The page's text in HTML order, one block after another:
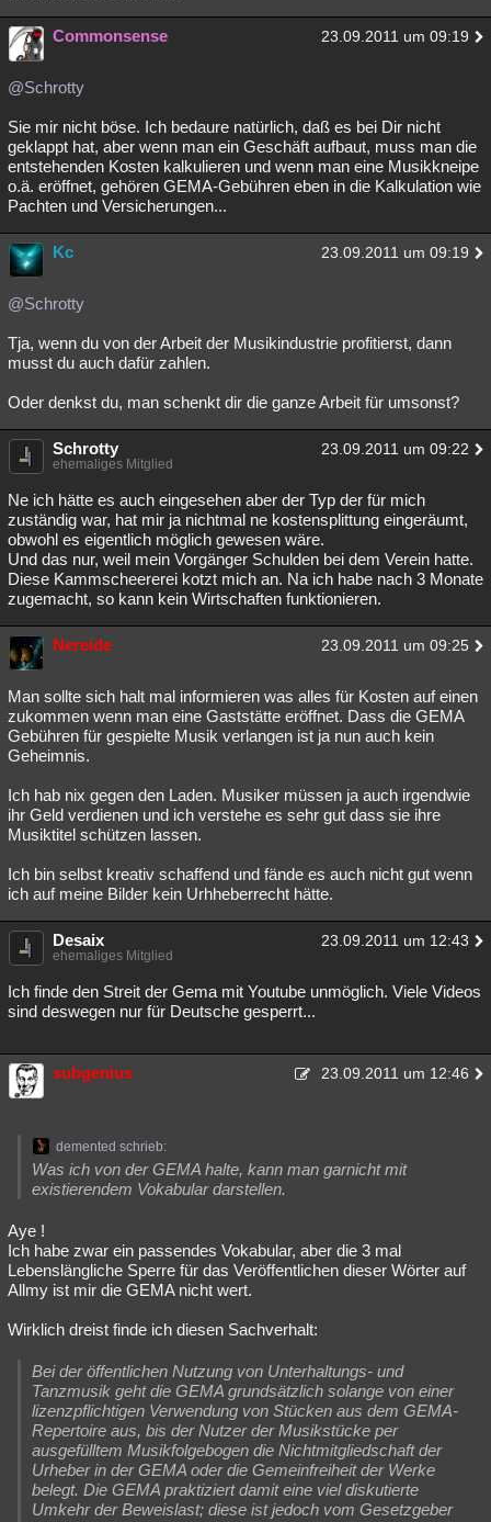
Commonsense 23.09.2011 um 09:19
@Schrotty
Sie mir nicht böse. Ich bedaure natürlich, daß es bei Dir nicht
geklappt hat, aber wenn man ein Geschäft aufbaut, muss man die
entstehenden Kosten kalkulieren und wenn man eine Musikkneipe
o.ä. eröffnet, gehören GEMA-Gebühren eben in die Kalkulation wie
Pachten und Versicherungen...
Kc 23.09.2011 um 09:19
@Schrotty
Tja, wenn du von der Arbeit der Musikindustrie profitierst, dann
musst du auch dafür zahlen.
Oder denkst du, man schenkt dir die ganze Arbeit für umsonst?
Schrotty 23.09.2011 um 09:22
ehemaliges Mitglied
Ne ich hätte es auch eingesehen aber der Typ der für mich
zuständig war, hat mir ja nichtmal ne kostensplittung eingeräumt,
obwohl es eigentlich möglich gewesen wäre.
Und das nur, weil mein Vorgänger Schulden bei dem Verein hatte.
Diese Kammscheererei kotzt mich an. Na ich habe nach 3 Monate
zugemacht, so kann kein Wirtschaften funktionieren.
Nereide 23.09.2011 um 09:25
Man sollte sich halt mal informieren was alles für Kosten auf einen
zukommen wenn man eine Gaststätte eröffnet. Dass die GEMA
Gebühren für gespielte Musik verlangen ist ja nun auch kein
Geheimnis.
Ich hab nix gegen den Laden. Musiker müssen ja auch irgendwie
ihr Geld verdienen und ich verstehe es sehr gut dass sie ihre
Musiktitel schützen lassen.
Ich bin selbst kreativ schaffend und fände es auch nicht gut wenn
ich auf meine Bilder kein Urhheberrecht hätte.
Desaix 23.09.2011 um 12:43
ehemaliges Mitglied
Ich finde den Streit der Gema mit Youtube unmöglich. Viele Videos
sind deswegen nur für Deutsche gesperrt...
subgenius 23.09.2011 um 12:46
demented schrieb:
Was ich von der GEMA halte, kann man garnicht mit
existierendem Vokabular darstellen.
Aye !
Ich habe zwar ein passendes Vokabular, aber die 3 mal
Lebenslängliche Sperre für das Veröffentlichen dieser Wörter auf
Allmy ist mir die GEMA nicht wert.
Wirklich dreist finde ich diesen Sachverhalt:
Bei der öffentlichen Nutzung von Unterhaltungs- und
Tanzmusik geht die GEMA grundsätzlich solange von einer
lizenzpflichtigen Verwendung von Stücken aus dem GEMA-
Repertoire aus, bis der Nutzer der Musikstücke per
ausgefülltem Musikfolgebogen die Nichtmitgliedschaft der
Urheber in der GEMA oder die Gemeinfreiheit der Werke
belegt. Die GEMA praktiziert damit eine viel diskutierte
Umkehr der Beweislast; diese ist jedoch vom Gesetzgeber